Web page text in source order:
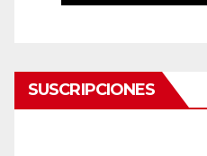
SUSCRIPCIONES